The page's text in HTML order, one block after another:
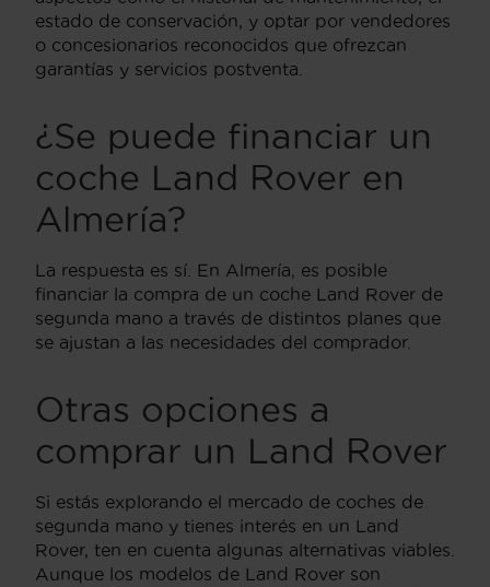
estado de conservación, y optar por vendedores
o concesionarios reconocidos que ofrezcan
garantías y servicios postventa.
¿Se puede financiar un
coche Land Rover en
Almería?
La respuesta es sí. En Almería, es posible
financiar la compra de un coche Land Rover de
segunda mano a través de distintos planes que
se ajustan a las necesidades del comprador.
Otras opciones a
comprar un Land Rover
Si estás explorando el mercado de coches de
segunda mano y tienes interés en un Land
Rover, ten en cuenta algunas alternativas viables.
Aunque los modelos de Land Rover son